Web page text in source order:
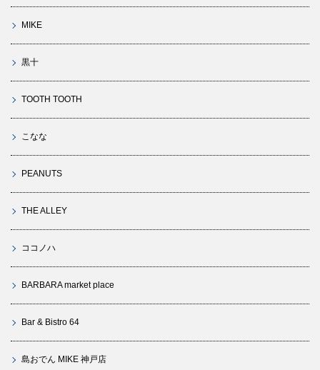
MIKE
黒十
TOOTH TOOTH
こなな
PEANUTS
THE ALLEY
ココノハ
BARBARA market place
Bar & Bistro 64
島おでん MIKE 神戸店